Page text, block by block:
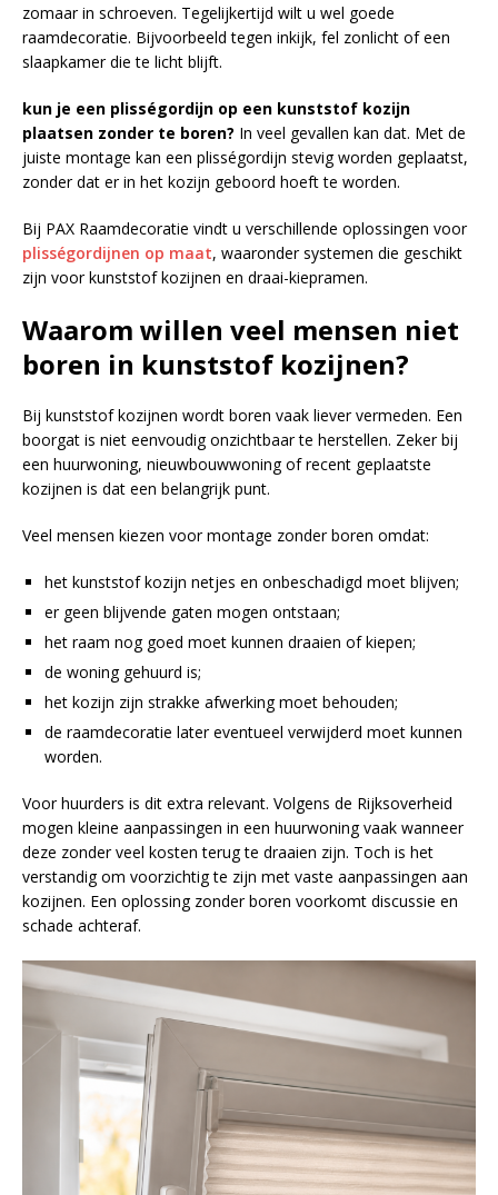
zomaar in schroeven. Tegelijkertijd wilt u wel goede
raamdecoratie. Bijvoorbeeld tegen inkijk, fel zonlicht of een
slaapkamer die te licht blijft.
kun je een plisségordijn op een kunststof kozijn
plaatsen zonder te boren? In veel gevallen kan dat. Met de
juiste montage kan een plisségordijn stevig worden geplaatst,
zonder dat er in het kozijn geboord hoeft te worden.
Bij PAX Raamdecoratie vindt u verschillende oplossingen voor
plisségordijnen op maat, waaronder systemen die geschikt
zijn voor kunststof kozijnen en draai-kiepramen.
Waarom willen veel mensen niet
boren in kunststof kozijnen?
Bij kunststof kozijnen wordt boren vaak liever vermeden. Een
boorgat is niet eenvoudig onzichtbaar te herstellen. Zeker bij
een huurwoning, nieuwbouwwoning of recent geplaatste
kozijnen is dat een belangrijk punt.
Veel mensen kiezen voor montage zonder boren omdat:
het kunststof kozijn netjes en onbeschadigd moet blijven;
er geen blijvende gaten mogen ontstaan;
het raam nog goed moet kunnen draaien of kiepen;
de woning gehuurd is;
het kozijn zijn strakke afwerking moet behouden;
de raamdecoratie later eventueel verwijderd moet kunnen
worden.
Voor huurders is dit extra relevant. Volgens de Rijksoverheid
mogen kleine aanpassingen in een huurwoning vaak wanneer
deze zonder veel kosten terug te draaien zijn. Toch is het
verstandig om voorzichtig te zijn met vaste aanpassingen aan
kozijnen. Een oplossing zonder boren voorkomt discussie en
schade achteraf.